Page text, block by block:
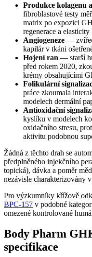
Produkce kolagenu
fibroblastové testy
matrix po expozici
regenerace a elasticity
Angiogeneze —
kapilár v tkáni
Hojení ran — starší
před rokem 2020,
krémy obsahujícími
Folikulární
práce zkoumala
modelech dermální
Antioxidační
kyslíku v modelech
oxidačního stresu,
aktivitu podobnou
Žádná z těchto drah se
předplněného injekčního
topická), dávka a poměr
nezávisle charakterizovány
Pro výzkumníky křížově
BPC-157 v podobné
omezené kontrolované
Body Pharm
specifikace